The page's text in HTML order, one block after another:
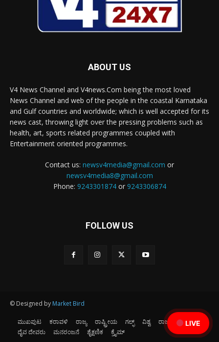
LIVE
ABOUT US
V4 News Channel and V4news.Com being the most loved
News Channel and web of the people in the coastal Karnataka
and Gulf countries and worldwide; which is well accepted for its
news cast, throwing light over the pressing problems such as
health, art, sports related programmes coupled with
Entertainment oriented programmes.
Contact us: newsv4media@gmail.com or
newsv4media8@gmail.com
Phone: 9243301874or 9243306874
FOLLOW US
© Designed by Market Bird
ಮುಖಪುಟ ಕರಾವಳಿ ರಾಜ್ಯ ರಾಷ್ಟ್ರೀಯ ಗಲ್ಫ್ ವಿಶ್ವ ರಾಜಕೀಯ
ಕ್ರೀಡೆ
ದೈವ ದೇವರು
ಮನರಂಜನೆ ಶೈಕ್ಷಣಿಕ ಕ್ರೈಮ್